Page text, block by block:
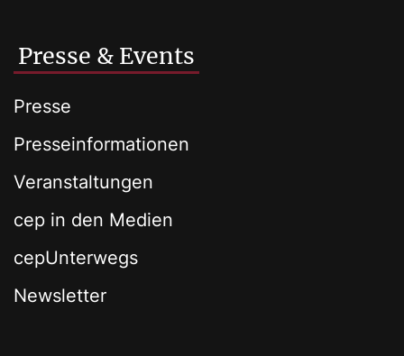
Presse & Events
Presse
Presseinformationen
Veranstaltungen
cep in den Medien
cepUnterwegs
Newsletter